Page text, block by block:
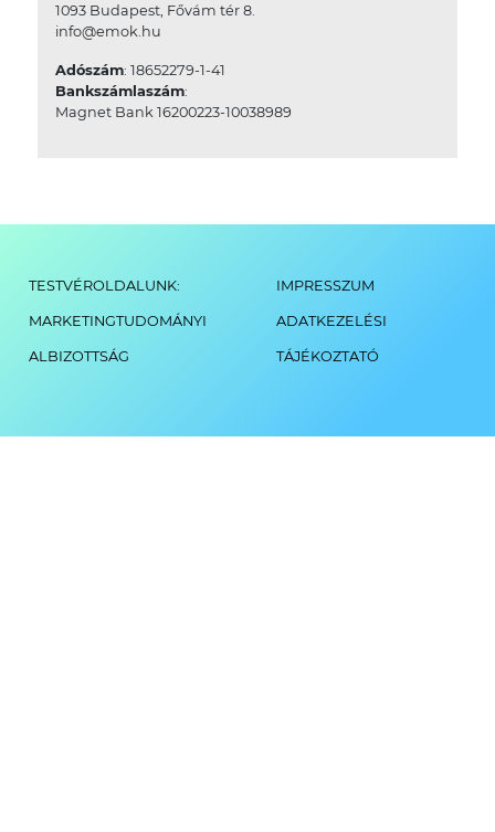
1093 Budapest, Fővám tér 8.
info@emok.hu
Adószám: 18652279-1-41
Bankszámlaszám:
Magnet Bank 16200223-10038989
TESTVÉROLDALUNK:
MARKETINGTUDOMÁNYI
ALBIZOTTSÁG
IMPRESSZUM
ADATKEZELÉSI
TÁJÉKOZTATÓ